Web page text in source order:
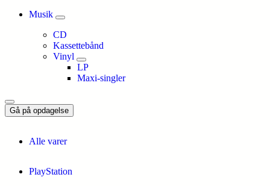
Musik
CD
Kassettebånd
Vinyl
LP
Maxi-singler
Gå på opdagelse
Alle varer
PlayStation